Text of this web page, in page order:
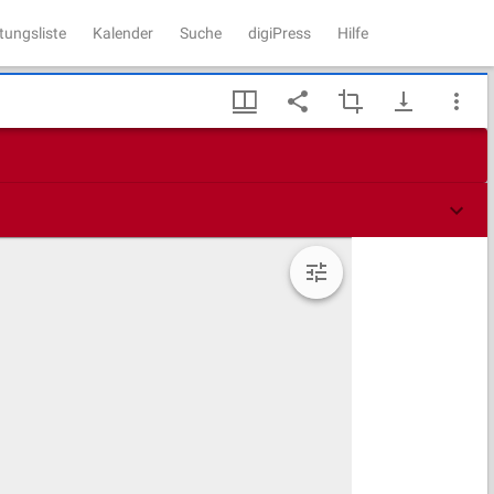
Kalender Suche digiPress Hilfe